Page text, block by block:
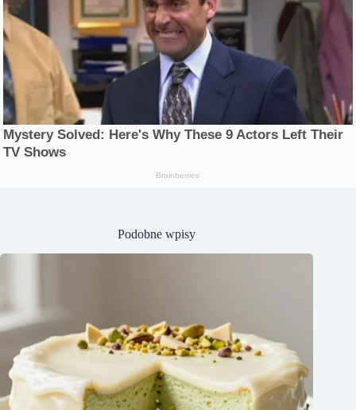
Podobne wpisy